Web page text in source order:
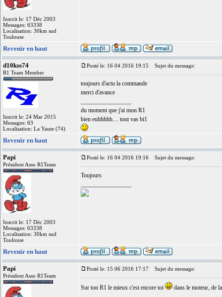
Inscrit le: 17 Déc 2003
Messages: 63338
Localisation: 30km sud
Toulouse
Revenir en haut
d10kss74
R1 Team Member
Inscrit le: 24 Mar 2015
Messages: 63
Localisation: La Yaute (74)
Posté le: 16 04 2016 19:15 Sujet du message:
toujours d'actu la commande
merci d'avance
du moment que j'ai mon R1
bien euhhhhh.... tout vas bi1
Revenir en haut
Papi
Président Asso R1Team
Inscrit le: 17 Déc 2003
Messages: 63338
Localisation: 30km sud
Toulouse
Posté le: 16 04 2016 19:16 Sujet du message:
Toujours
Revenir en haut
Papi
Président Asso R1Team
Posté le: 15 06 2016 17:17 Sujet du message:
Sur ton R1 le mieux c'est encore toi
dans le moteur, de